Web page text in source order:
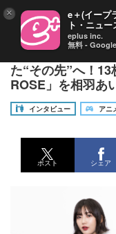
【撮り下ろしカ
た“その先”へ！
ROSE」を相羽あ
インタビュー
アニ
ポスト シェア
× e＋(イープ
ト・ニュ
eplus inc.
無料 -